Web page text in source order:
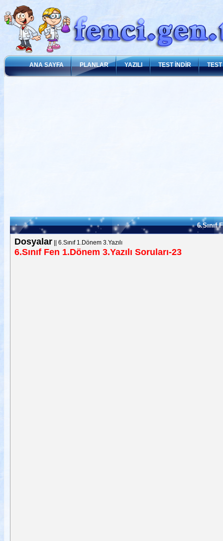
ANA SAYFA PLANLAR YAZILI TEST İNDİR
6.Sınıf
Dosyalar|| 6.Sınıf 1.Dönem 3.Yazılı
6.Sınıf Fen 1.Dönem 3.Yazılı Soruları-23